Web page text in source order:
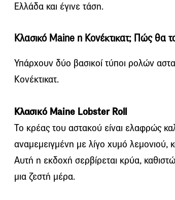
Ελλάδα και έγινε τάση.
Κλασικό Maine η Κονέκτικατ; Πώς θα
Υπάρχουν δύο βασικοί τύποι ρολών
Κονέκτικατ.
Κλασικό Maine Lobster Roll
Το κρέας του αστακού είναι ελαφρώς
αναμεμειγμένη με λίγο χυμό λεμονιού,
Αυτή η εκδοχή σερβίρεται κρύα,
μια ζεστή μέρα.